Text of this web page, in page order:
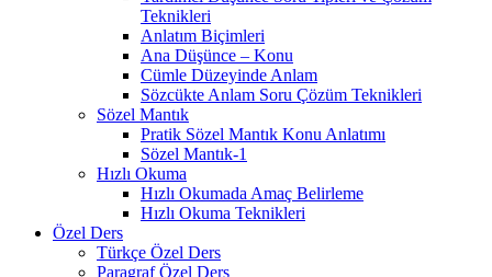
Teknikleri
Anlatım Biçimleri
Ana Düşünce – Konu
Cümle Düzeyinde Anlam
Sözcükte Anlam Soru Çözüm Teknikleri
Sözel Mantık
Pratik Sözel Mantık Konu Anlatımı
Sözel Mantık-1
Hızlı Okuma
Hızlı Okumada Amaç Belirleme
Hızlı Okuma Teknikleri
Özel Ders
Türkçe Özel Ders
Paragraf Özel Ders